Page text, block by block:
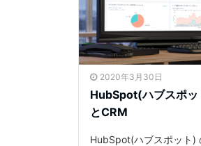
2020年3月30日
HubSpot(ハブスポッ
とCRM
HubSpot(ハブスポット)